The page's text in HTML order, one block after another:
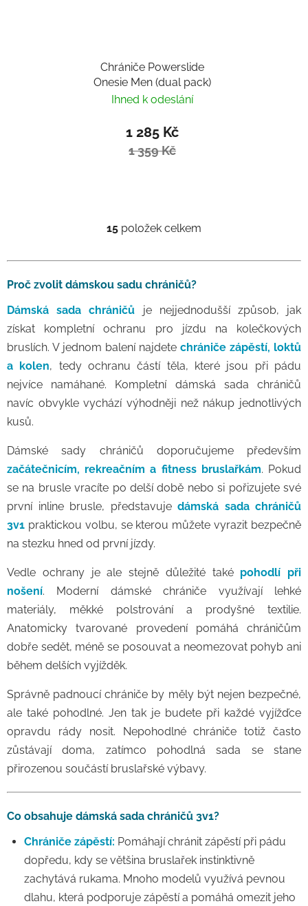
Chrániče Powerslide
Onesie Men (dual pack)
Ihned k odeslání
1 285 Kč
1 359 Kč
Ovládací prvky výpisu
15 položek celkem
Proč zvolit dámskou sadu chráničů?
Dámská sada chráničů je nejjednodušší způsob, jak
získat kompletní ochranu pro jízdu na kolečkových
bruslích. V jednom balení najdete chrániče zápěstí, loktů
a kolen, tedy ochranu částí těla, které jsou při pádu
nejvíce namáhané. Kompletní dámská sada chráničů
navíc obvykle vychází výhodněji než nákup jednotlivých
kusů.
Dámské sady chráničů doporučujeme především
začátečnicím, rekreačním a fitness bruslařkám. Pokud
se na brusle vracíte po delší době nebo si pořizujete své
první inline brusle, představuje dámská sada chráničů
3v1 praktickou volbu, se kterou můžete vyrazit bezpečně
na stezku hned od první jízdy.
Vedle ochrany je ale stejně důležité také pohodlí při
nošení. Moderní dámské chrániče využívají lehké
materiály, měkké polstrování a prodyšné textilie.
Anatomicky tvarované provedení pomáhá chráničům
dobře sedět, méně se posouvat a neomezovat pohyb ani
během delších vyjížděk.
Správně padnoucí chrániče by měly být nejen bezpečné,
ale také pohodlné. Jen tak je budete při každé vyjížďce
opravdu rády nosit. Nepohodlné chrániče totiž často
zůstávají doma, zatímco pohodlná sada se stane
přirozenou součástí bruslařské výbavy.
Co obsahuje dámská sada chráničů 3v1?
Chrániče zápěstí: Pomáhají chránit zápěstí při pádu
dopředu, kdy se většina bruslařek instinktivně
zachytává rukama. Mnoho modelů využívá pevnou
dlahu, která podporuje zápěstí a pomáhá omezit jeho